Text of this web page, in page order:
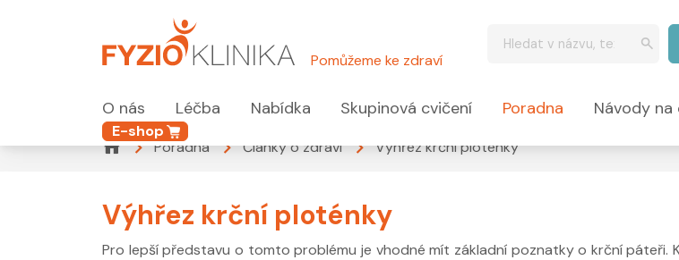
Pomůžeme ke zdraví
O nás Léčba Nabídka Skupinová cvičení Poradna Návody na
E-shop
Poradna
Články o zdraví Výhřez krční ploténky
Výhřez krční ploténky
Pro lepší představu o tomto problému je vhodné mít základní poznatky o krční páteři.